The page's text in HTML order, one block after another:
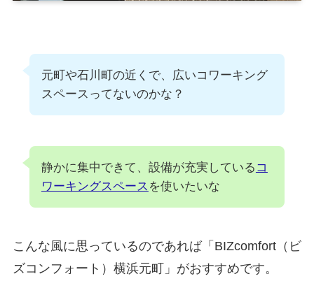
元町や石川町の近くで、広いコワーキング
スペースってないのかな？
静かに集中できて、設備が充実している コ
ワーキングスペース を使いたいな
こんな風に思っているのであれば「BIZcomfort（ビ
ズコンフォート）横浜元町」がおすすめです。